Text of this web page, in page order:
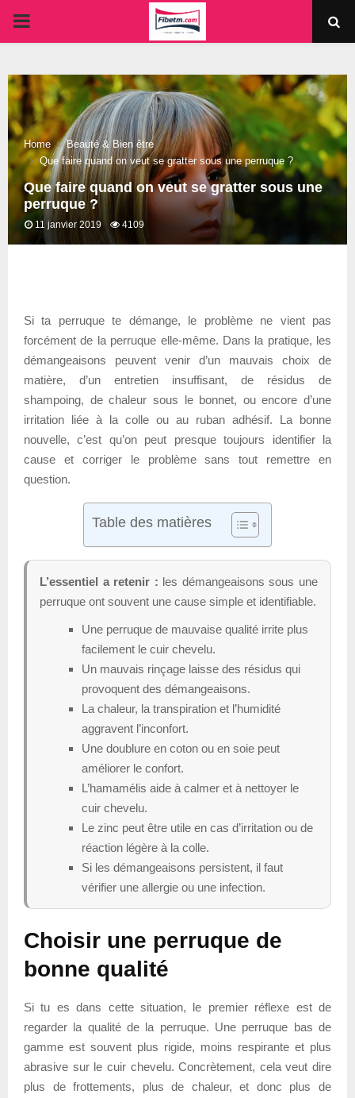
PRIMARY
Home
Beauté & Bien être
Que faire quand on veut se gratter sous une perruque ?
Que faire quand on veut se gratter sous une
perruque ?
11 janvier 2019 4109
Si ta perruque te démange, le problème ne vient pas
forcément de la perruque elle-même. Dans la pratique, les
démangeaisons peuvent venir d’un mauvais choix de
matière, d’un entretien insuffisant, de résidus de
shampoing, de chaleur sous le bonnet, ou encore d’une
irritation liée à la colle ou au ruban adhésif. La bonne
nouvelle, c’est qu’on peut presque toujours identifier la
cause et corriger le problème sans tout remettre en
question.
Table des matières
L’essentiel a retenir : les démangeaisons sous une
perruque ont souvent une cause simple et identifiable.
Une perruque de mauvaise qualité irrite plus
facilement le cuir chevelu.
Un mauvais rinçage laisse des résidus qui
provoquent des démangeaisons.
La chaleur, la transpiration et l’humidité
aggravent l’inconfort.
Une doublure en coton ou en soie peut
améliorer le confort.
L’hamamélis aide à calmer et à nettoyer le
cuir chevelu.
Le zinc peut être utile en cas d’irritation ou de
réaction légère à la colle.
Si les démangeaisons persistent, il faut
vérifier une allergie ou une infection.
Choisir une perruque de
bonne qualité
Si tu es dans cette situation, le premier réflexe est de
regarder la qualité de la perruque. Une perruque bas de
gamme est souvent plus rigide, moins respirante et plus
abrasive sur le cuir chevelu. Concrètement, cela veut dire
plus de frottements, plus de chaleur, et donc plus de